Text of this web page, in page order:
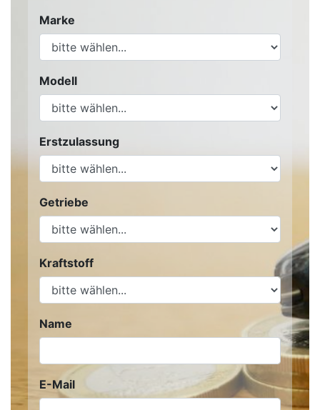
Marke
Modell
Erstzulassung
Getriebe
Kraftstoff
Name
E-Mail